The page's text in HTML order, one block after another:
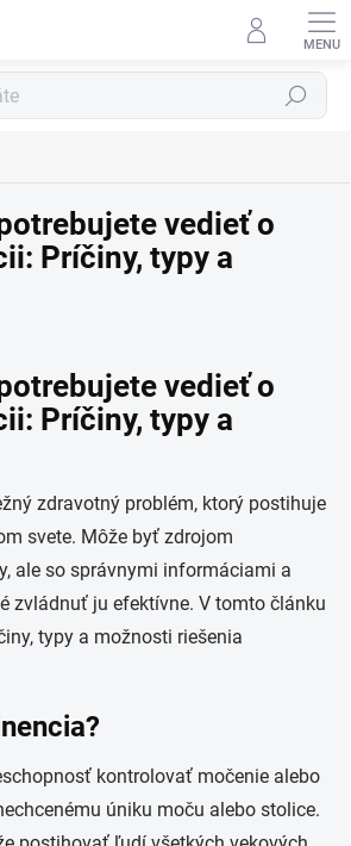
Hľadať
vedieť o
Príčiny, typy a
vedieť o
Príčiny, typy a
zdravotný problém, ktorý postihuje
svete. Môže byť zdrojom
ale so správnymi informáciami a
zvládnuť ju efektívne. V tomto článku
typy a možnosti riešenia
kontrolovať močenie alebo
úniku moču alebo stolice.